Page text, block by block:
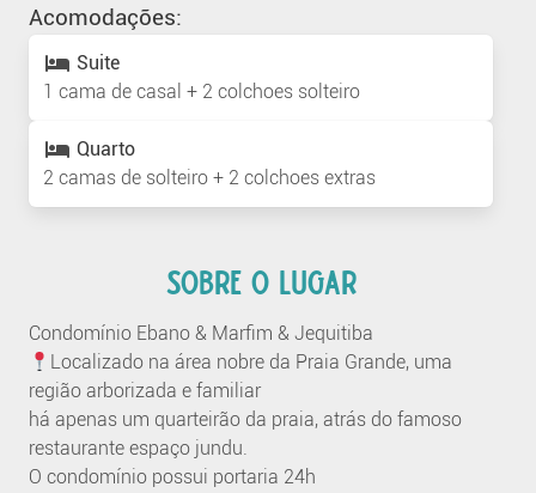
Acomodações:
Suite
1 cama de casal + 2 colchoes solteiro
Quarto
2 camas de solteiro + 2 colchoes extras
SOBRE O LUGAR
Condomínio Ebano & Marfim & Jequitiba
Localizado na área nobre da Praia Grande, uma
região arborizada e familiar
há apenas um quarteirão da praia, atrás do famoso
restaurante espaço jundu.
O condomínio possui portaria 24h